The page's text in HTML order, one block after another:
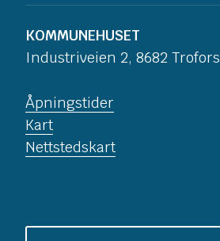
KOMMUNEHUSET
Industriveien 2, 8682 Trofors
Åpningstider
Kart
Nettstedskart